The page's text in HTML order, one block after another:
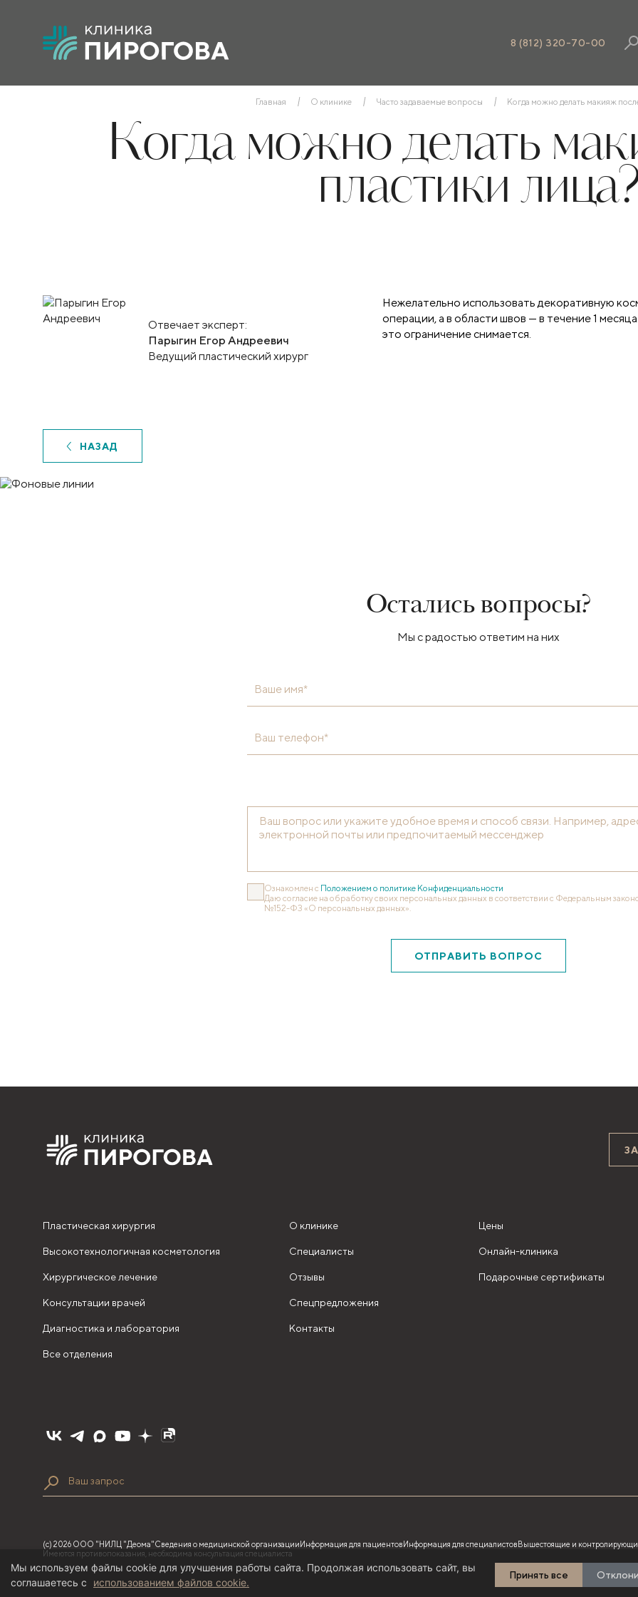
8 (812) 320-70-00
Главная О клинике Часто задаваемые вопросы Когда можно делать макияж
Когда можно делать
пластики
Отвечает эксперт:
Парыгин Егор Андреевич
Ведущий пластический хирург
Нежелательно использовать декоративную
операции, а в области швов — в течение 1
это ограничение снимается.
НАЗАД
Остались вопросы?
Мы с радостью ответим на них
Ваше имя*
Ваш телефон*
Ознакомлен с Положением о политике Конфиденциальности
Даю согласие на обработку своих персональных данных в соответствии с Федеральным
№152-ФЗ «О персональных данных».
ОТПРАВИТЬ ВОПРОС
Пластическая хирургия
Высокотехнологичная косметология
Хирургическое лечение
Консультации врачей
Диагностика и лаборатория
Все отделения
О клинике
Специалисты
Отзывы
Спецпредложения
Контакты
Цены
Онлайн-клиника
Подарочные сертификаты
(с) 2026 ООО "НИЛЦ "Деома"Сведения о медицинской организацииИнформация для пациентовИнформация для специалистовВышестоящие и
Имеются противопоказания, необходима консультация специалиста
Мы используем файлы cookie для улучшения работы сайта. Продолжая использовать сайт, вы
соглашаетесь с
использованием файлов cookie.
Принять все